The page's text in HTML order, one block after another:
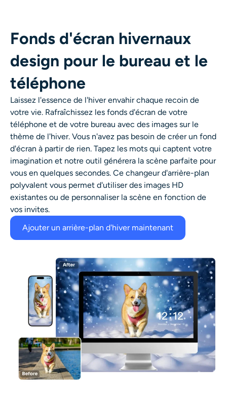
Fonds d'écran hivernaux
design pour le bureau et le
téléphone
Laissez l'essence de l'hiver envahir chaque recoin de
votre vie. Rafraîchissez les fonds d'écran de votre
téléphone et de votre bureau avec des images sur le
thème de l'hiver. Vous n'avez pas besoin de créer un fond
d'écran à partir de rien. Tapez les mots qui captent votre
imagination et notre outil générera la scène parfaite pour
vous en quelques secondes. Ce changeur d'arrière-plan
polyvalent vous permet d'utiliser des images HD
existantes ou de personnaliser la scène en fonction de
vos invites.
Ajouter un arrière-plan d'hiver maintenant